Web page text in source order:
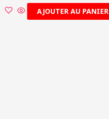
AJOUTER AU PANIER